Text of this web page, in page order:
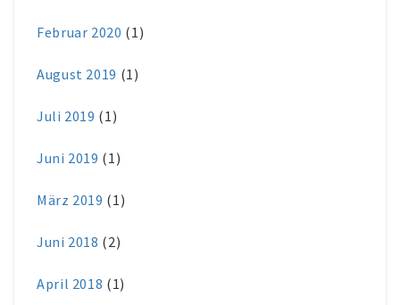
Februar 2020 (1)
August 2019 (1)
Juli 2019 (1)
Juni 2019 (1)
März 2019 (1)
Juni 2018 (2)
April 2018 (1)